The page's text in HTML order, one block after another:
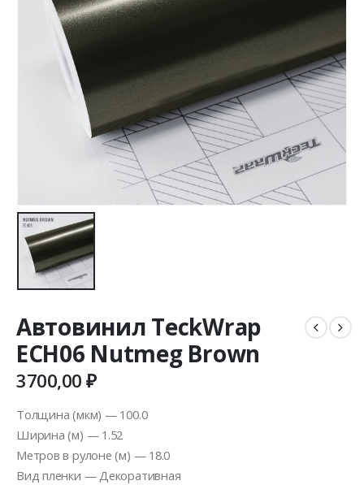
Автовинил TeckWrap
ECH06 Nutmeg Brown
3700,00₽
Толщина (мкм) — 100.0
Ширина (м) — 1.52
Метров в рулоне (м) — 18.0
Вид пленки — Декоративная